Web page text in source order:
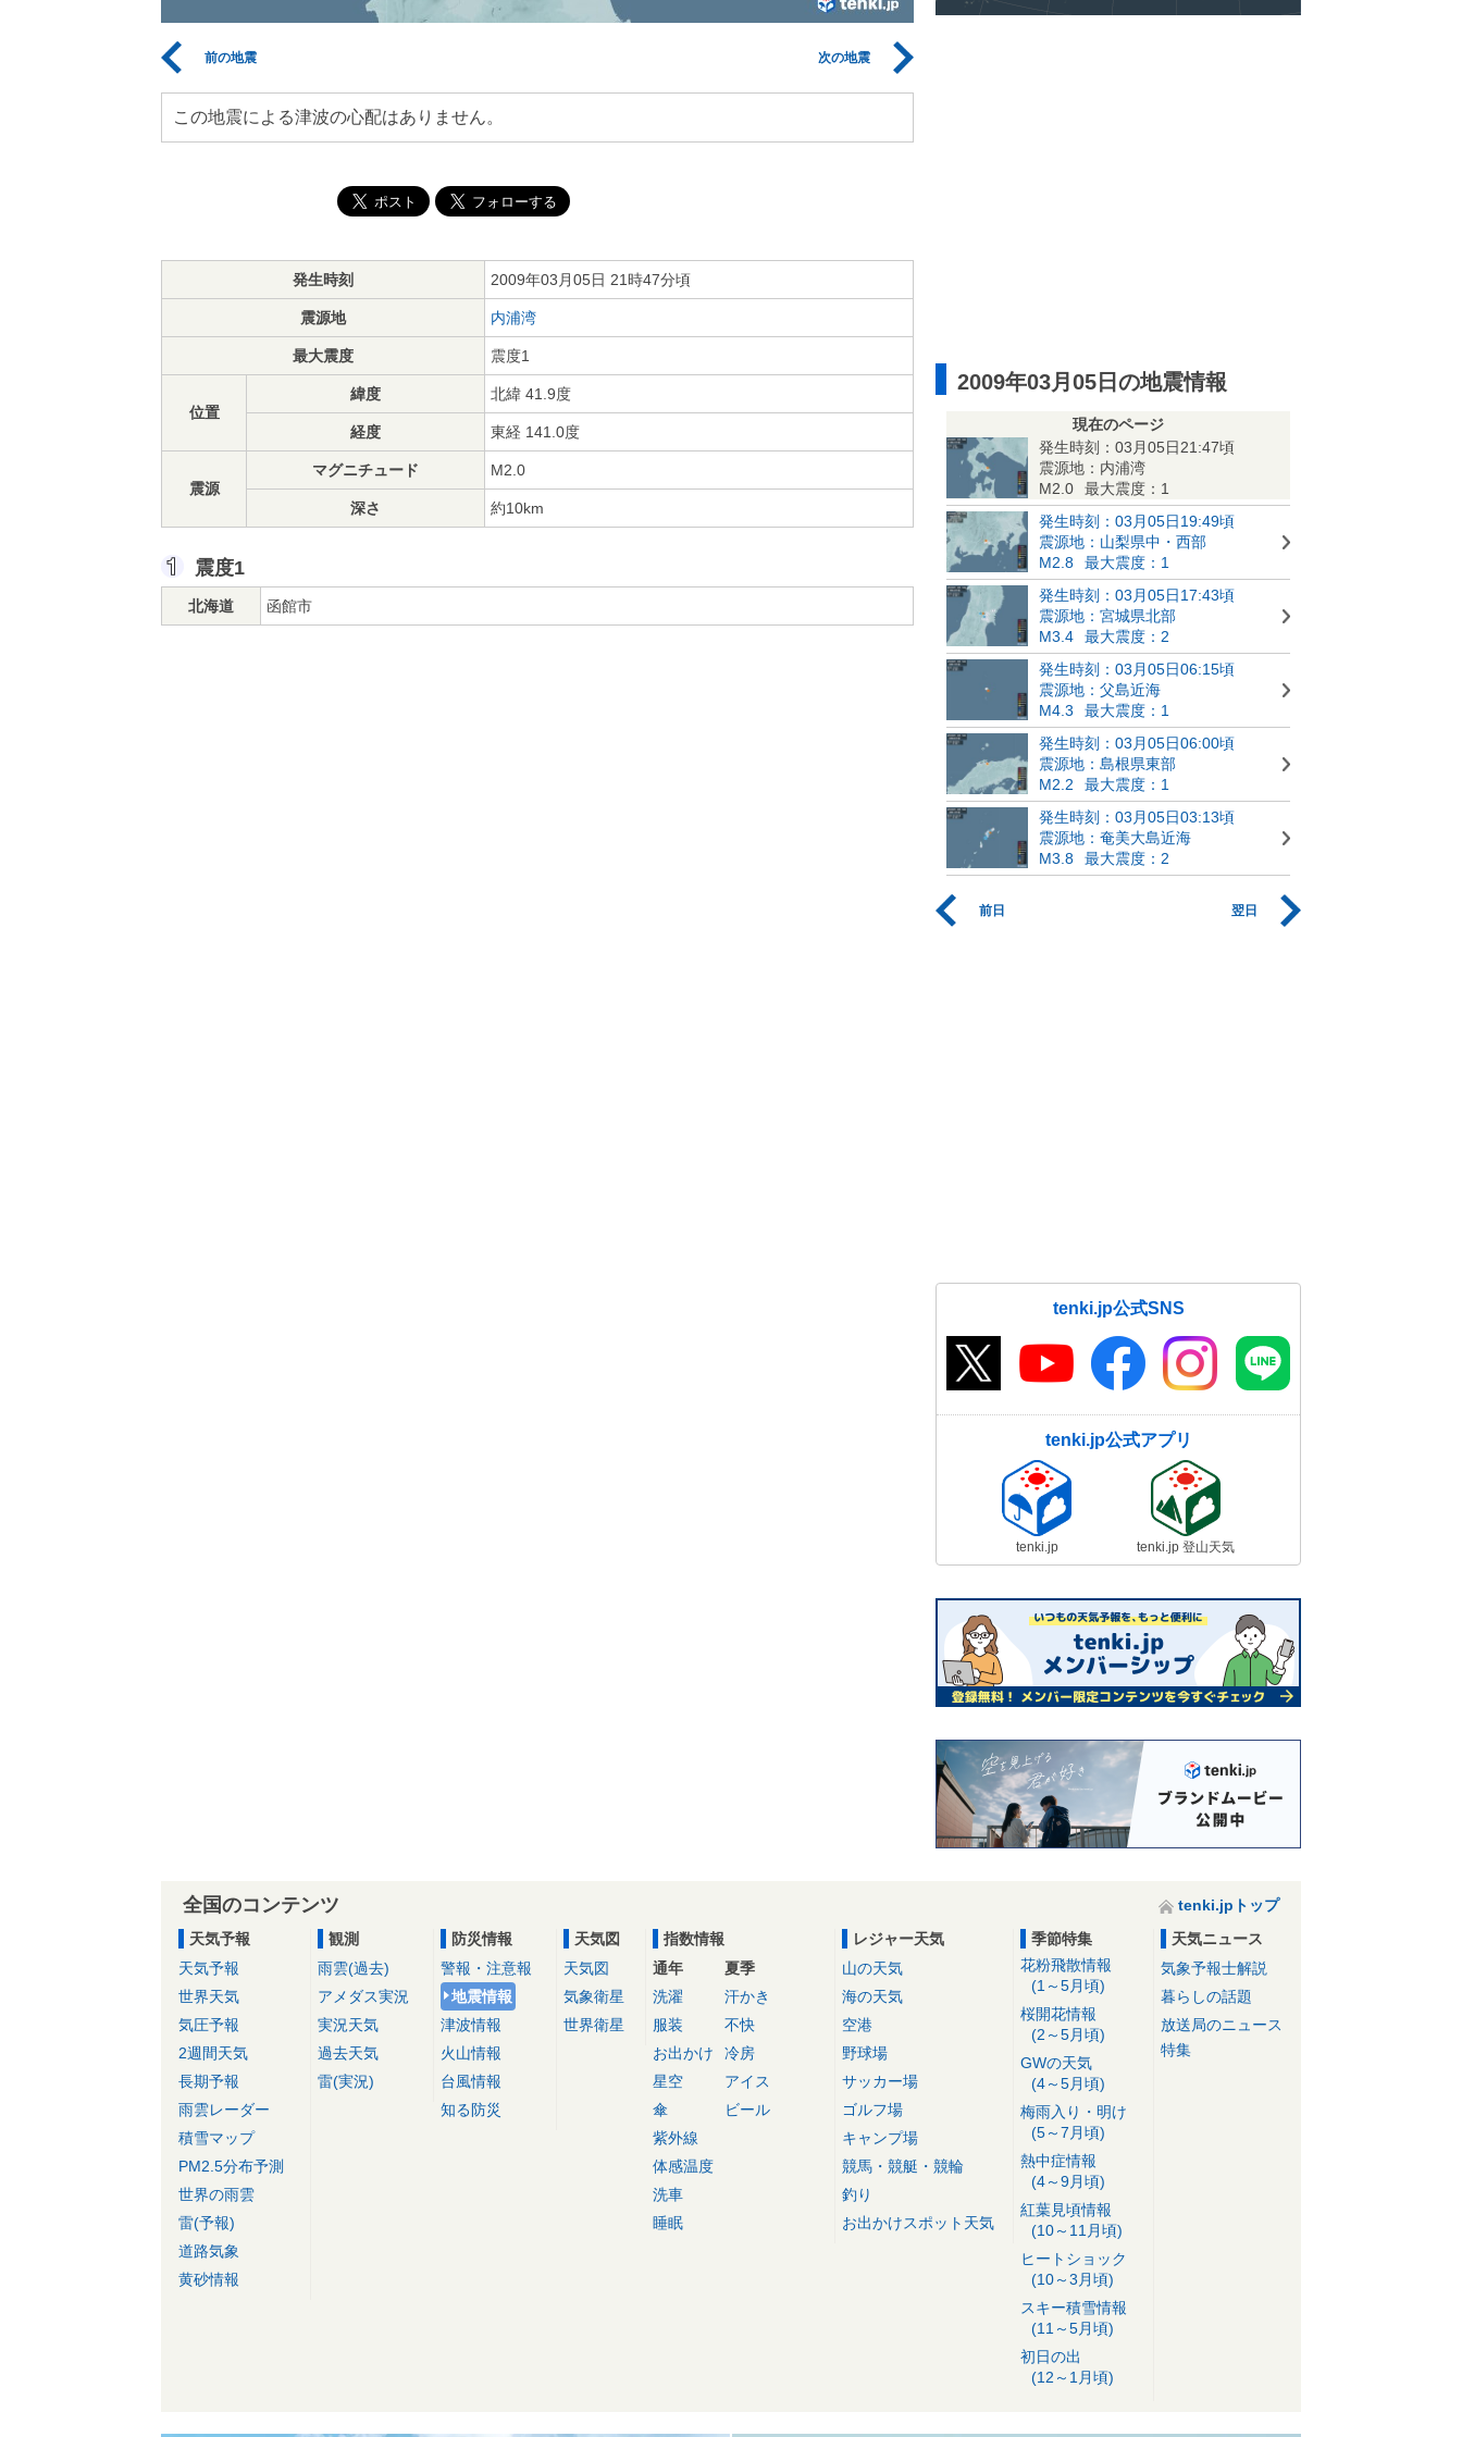
前の地震 次の地震
この地震による津波の心配はありません。
発生時刻 2009年03月05日 21時47分頃
震源地 内浦湾
最大震度 震度1
位置
緯度 北緯 41.9度
経度 東経 141.0度
震源
マグニチュード M2.0
深さ 約10km
震度1
北海道 函館市
2009年03月05日の地震情報
現在のページ
発生時刻：03月05日21:47頃
震源地：内浦湾
M2.0
最大震度：1
発生時刻：03月05日19:49頃
震源地：山梨県中・西部
M2.8
最大震度：1
発生時刻：03月05日17:43頃
震源地：宮城県北部
M3.4
最大震度：2
発生時刻：03月05日06:15頃
震源地：父島近海
M4.3
最大震度：1
発生時刻：03月05日06:00頃
震源地：島根県東部
M2.2
最大震度：1
発生時刻：03月05日03:13頃
震源地：奄美大島近海
M3.8
最大震度：2
前日 翌日
tenki.jp公式SNS
tenki.jp公式アプリ
tenki.jp tenki.jp 登山天気
全国のコンテンツ
tenki.jpトップ
天気予報
天気予報
世界天気
気圧予報
2週間天気
長期予報
雨雲レーダー
積雪マップ
PM2.5分布予測
世界の雨雲
雷(予報)
道路気象
黄砂情報
観測
雨雲(過去)
アメダス実況
実況天気
過去天気
雷(実況)
防災情報
警報・注意報
地震情報
津波情報
火山情報
台風情報
知る防災
天気図
天気図
気象衛星
世界衛星
指数情報
通年
洗濯
服装
お出かけ
星空
傘
紫外線
体感温度
洗車
睡眠
夏季
汗かき
不快
冷房
アイス
ビール
レジャー天気
山の天気
海の天気
空港
野球場
サッカー場
ゴルフ場
キャンプ場
競馬・競艇・競輪
釣り
お出かけスポット天気
季節特集
花粉飛散情報
(1～5月頃)
桜開花情報
(2～5月頃)
GWの天気
(4～5月頃)
梅雨入り・明け
(5～7月頃)
熱中症情報
(4～9月頃)
紅葉見頃情報
(10～11月頃)
ヒートショック
(10～3月頃)
スキー積雪情報
(11～5月頃)
初日の出
(12～1月頃)
天気ニュース
気象予報士解説
暮らしの話題
放送局のニュース
特集